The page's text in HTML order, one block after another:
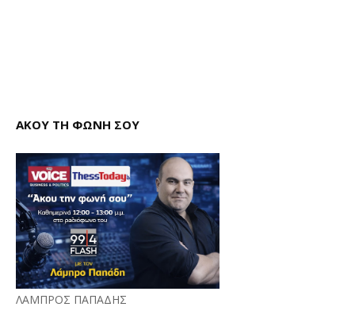
ΑΚΟΥ ΤΗ ΦΩΝΗ ΣΟΥ
ΛΑΜΠΡΟΣ ΠΑΠΑΔΗΣ